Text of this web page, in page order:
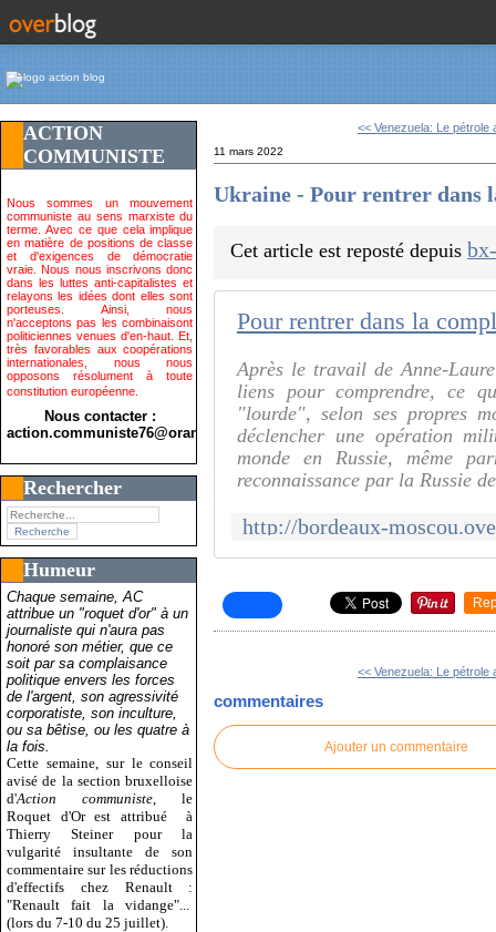
ACTION
COMMUNISTE
Nous sommes un mouvement
communiste au sens marxiste du
terme. Avec ce que cela implique
en matière de positions de classe
et d'exigences de démocratie
vraie. Nous nous inscrivons donc
dans les luttes anti-capitalistes et
relayons les idées dont elles sont
porteuses. Ainsi, nous
n'acceptons pas les combinaisont
politiciennes venues d'en-haut. Et,
très favorables aux coopérations
internationales, nous nous
opposons résolument à toute
constitution européenne.
Nous contacter :
action.communiste76@orange.fr>
Rechercher
Humeur
Chaque semaine, AC
attribue un "roquet d'or" à un
journaliste qui n'aura pas
honoré son métier, que ce
soit par sa complaisance
politique envers les forces
de l'argent, son agressivité
corporatiste, son inculture,
ou sa bêtise, ou les quatre à
la fois.
Cette semaine, sur le conseil
avisé de la section bruxelloise
d'Action communiste , le
Roquet d'Or est attribué
à
Thierry Steiner pour la
vulgarité insultante de son
commentaire sur les réductions
d'effectifs chez Renault :
"Renault fait la vidange"...
(lors du 7-10 du 25 juillet).
<< Venezuela: Le pétrole
11 mars 2022
Ukraine - Pour rentrer dans
Cet article est reposté depuis
Pour rentrer dans la
Après le travail de Anne-
liens pour comprendre, ce
"lourde", selon ses propres
déclencher une opération
monde en Russie, même
reconnaissance par la Russie
<< Venezuela: Le pétrole
commentaires
Ajouter un commentaire